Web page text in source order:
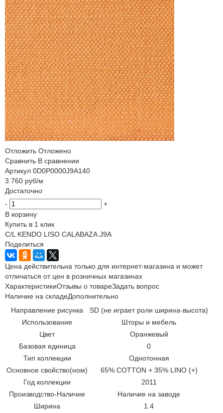
Отложить Отложено
Сравнить В сравнении
Артикул 0D0P0000J9A140
3 760 руб/м
Достаточно
-
+
В корзину
Купить в 1 клик
C/L KENDO LISO CALABAZA.J9A
Поделиться
Цена действительна только для интернет-магазина и может
отличаться от цен в розничных магазинах
ХарактеристикиОтзывы о товареЗадать вопрос
Наличие на складеДополнительно
Направление рисунка
SD (не играет роли ширина-высота)
Использование
Шторы и мебель
Цвет
Оранжевый
Базовая единица
0
Тип коллекции
Однотонная
Основное свойство(ном)
65% COTTON + 35% LINO (+)
Год коллекции
2011
Производство-Наличие
Наличие на заводе
Ширина
1.4